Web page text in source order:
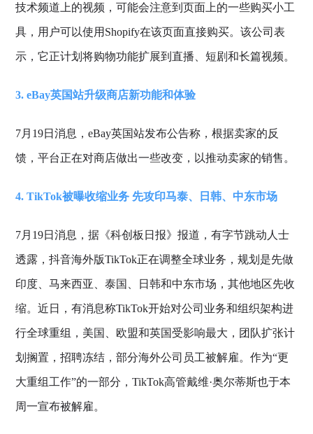
技术频道上的视频，可能会注意到页面上的一些购买小工
具，用户可以使用Shopify在该页面直接购买。该公司表
示，它正计划将购物功能扩展到直播、短剧和长篇视频。
3. eBay英国站升级商店新功能和体验
7月19日消息，eBay英国站发布公告称，根据卖家的反
馈，平台正在对商店做出一些改变，以推动卖家的销售。
4. TikTok被曝收缩业务 先攻印马泰、日韩、中东市场
7月19日消息，据《科创板日报》报道，有字节跳动人士
透露，抖音海外版TikTok正在调整全球业务，规划是先做
印度、马来西亚、泰国、日韩和中东市场，其他地区先收
缩。近日，有消息称TikTok开始对公司业务和组织架构进
行全球重组，美国、欧盟和英国受影响最大，团队扩张计
划搁置，招聘冻结，部分海外公司员工被解雇。作为“更
大重组工作”的一部分，TikTok高管戴维·奥尔蒂斯也于本
周一宣布被解雇。